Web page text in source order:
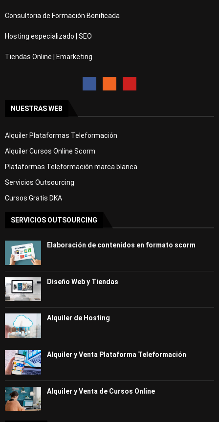
Consultoria de Formación Bonificada
Hosting especializado | SEO
Tiendas Online | Emarketing
NUESTRAS WEB
Alquiler Plataformas Teleformación
Alquiler Cursos Online Scorm
Plataformas Teleformación marca blanca
Servicios Outsourcing
Cursos Gratis DKA
SERVICIOS OUTSOURCING
Elaboración de contenidos en formato scorm
Diseño Web y Tiendas
Alquiler de Hosting
Alquiler y Venta Plataforma Teleformación
Alquiler y Venta de Cursos Online